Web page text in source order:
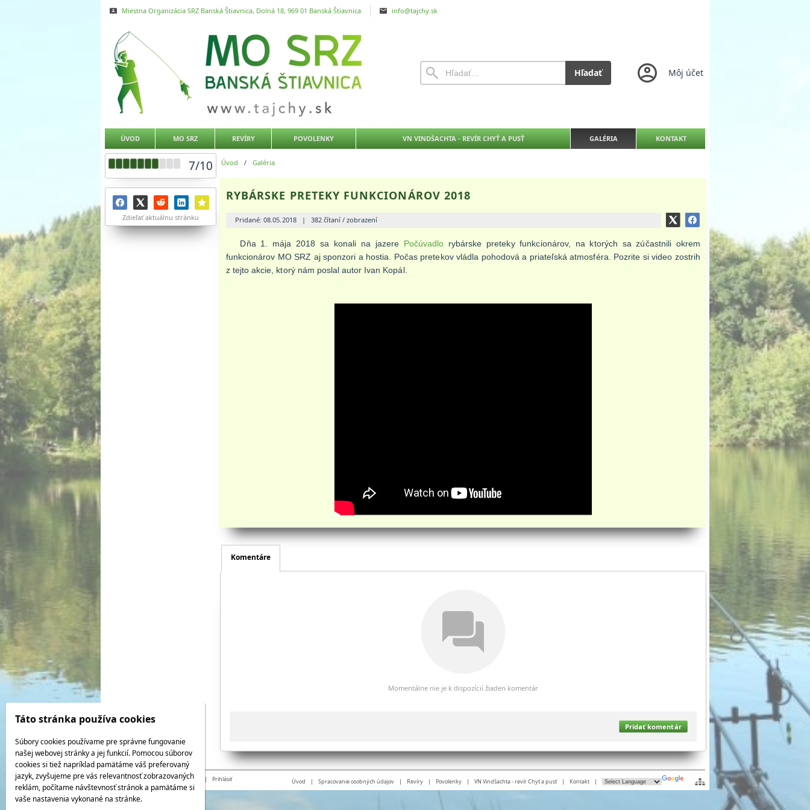
Miestna Organizácia SRZ Banská Štiavnica, Dolná 18, 969 01 Banská Štiavnica info@tajchy.sk
Hľadať Môj účet
ÚVOD MO SRZ REVÍRY POVOLENKY VN VINDŠACHTA - REVÍR CHYŤ A PUSŤ GALÉRIA KONTAKT
7/10
Zdieľať aktuálnu stránku
Úvod / Galéria
RYBÁRSKE PRETEKY FUNKCIONÁROV 2018
Pridané: 08.05.2018| 382 čítaní / zobrazení
Dňa 1. mája 2018 sa konali na jazere Počúvadlo rybárske preteky funkcionárov, na ktorých sa zúčastnili okrem
funkcionárov MO SRZ aj sponzori a hostia. Počas pretekov vládla pohodová a priateľská atmosféra. Pozrite si video zostrih
z tejto akcie, ktorý nám poslal autor Ivan Kopál.
Komentáre
Momentálne nie je k dispozícií žiaden komentár
Pridať komentár
© 2026 WEXBO |www.wexbo.com | Prihlásiť Úvod | Spracovanie osobných údajov | Revíry | Povolenky | VN Vindšachta - revír Chyť a pusť| Kontakt |
Táto stránka používa cookies
Súbory cookies používame pre správne fungovanie
našej webovej stránky a jej funkcií. Pomocou súborov
cookies si tiež napríklad pamätáme váš preferovaný
jazyk, zvyšujeme pre vás relevantnosť zobrazovaných
reklám, počítame návštevnosť stránok a pamätáme si
vaše nastavenia vykonané na stránke.